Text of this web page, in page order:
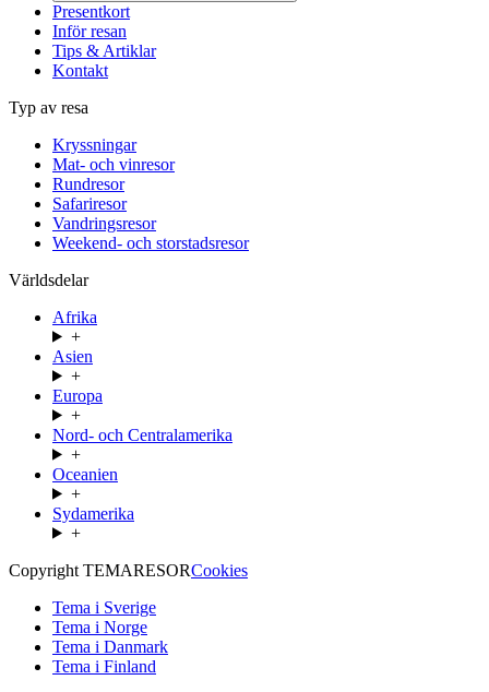
Presentkort
Inför resan
Tips & Artiklar
Kontakt
Typ av resa
Kryssningar
Mat- och vinresor
Rundresor
Safariresor
Vandringsresor
Weekend- och storstadsresor
Världsdelar
Afrika
+
Asien
+
Europa
+
Nord- och Centralamerika
+
Oceanien
+
Sydamerika
+
Copyright TEMARESORCookies
Tema i Sverige
Tema i Norge
Tema i Danmark
Tema i Finland